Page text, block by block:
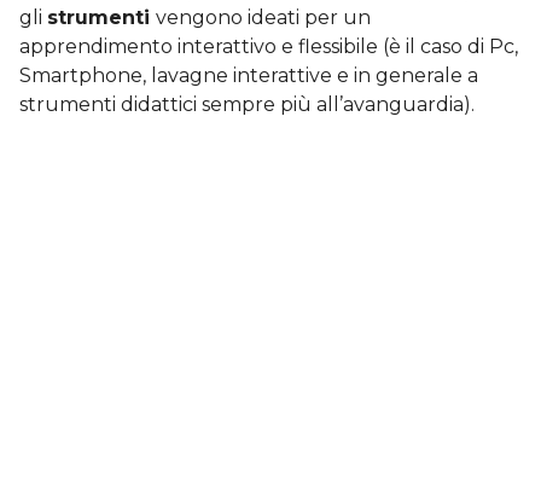
gli strumenti vengono ideati per un
apprendimento interattivo e flessibile (è il caso di Pc,
Smartphone, lavagne interattive e in generale a
strumenti didattici sempre più all’avanguardia).